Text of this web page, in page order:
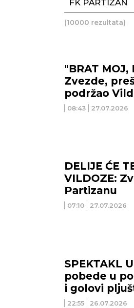
(10000 rezultata)
08:43 27.07.2026
"BRAT
Zvezde,
podržao
07:10 27.07.2026
DELIJE ĆE
VILDOZE:
Partizanu
22:55 26.07.2026
SPEKTAKL
pobede u
i golovi